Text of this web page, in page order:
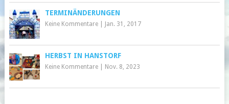
TERMINÄNDERUNGEN
Keine Kommentare| Jan. 31, 2017
HERBST IN HANSTORF
Keine Kommentare| Nov. 8, 2023